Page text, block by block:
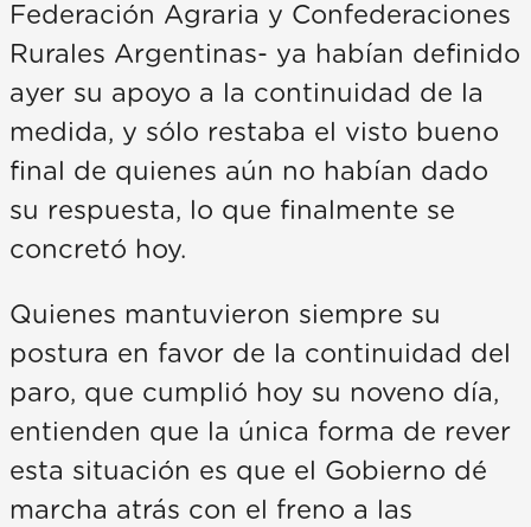
Federación Agraria y Confederaciones
Rurales Argentinas- ya habían definido
ayer su apoyo a la continuidad de la
medida, y sólo restaba el visto bueno
final de quienes aún no habían dado
su respuesta, lo que finalmente se
concretó hoy.
Quienes mantuvieron siempre su
postura en favor de la continuidad del
paro, que cumplió hoy su noveno día,
entienden que la única forma de rever
esta situación es que el Gobierno dé
marcha atrás con el freno a las